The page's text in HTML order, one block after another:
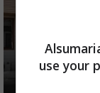
بإعانة
use your